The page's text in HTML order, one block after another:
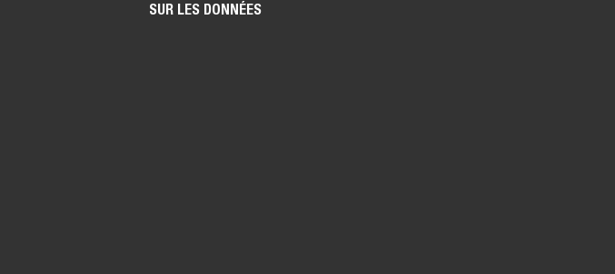
SUR LES DONNÉES